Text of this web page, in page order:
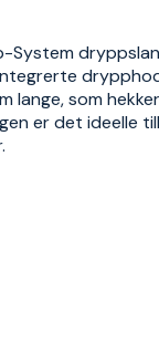
System
lange, som
er det ideelle